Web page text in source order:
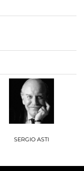
SERGIO ASTI